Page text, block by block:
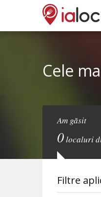
Cele
Am găsit
0localuri
Filtre